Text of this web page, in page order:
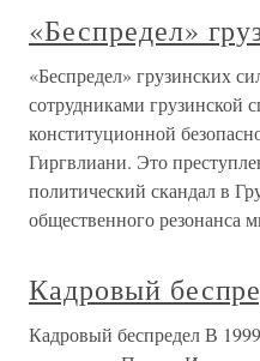
«Беспредел»
«Беспредел» грузинских
сотрудниками
конституционной
Гиргвлиани. Это
политический скандал в
общественного резонанса
Кадровый
Кадровый беспредел В